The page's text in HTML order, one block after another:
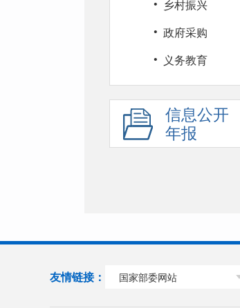
乡村振兴
· 政府采购
· 义务教育
信息公开
年报
友情链接：
国家部委网站